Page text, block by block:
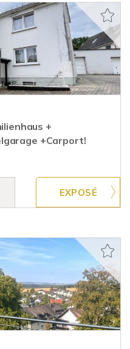
+
+Carport!